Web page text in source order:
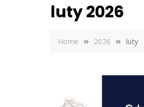
luty 2026
Home 2026 luty